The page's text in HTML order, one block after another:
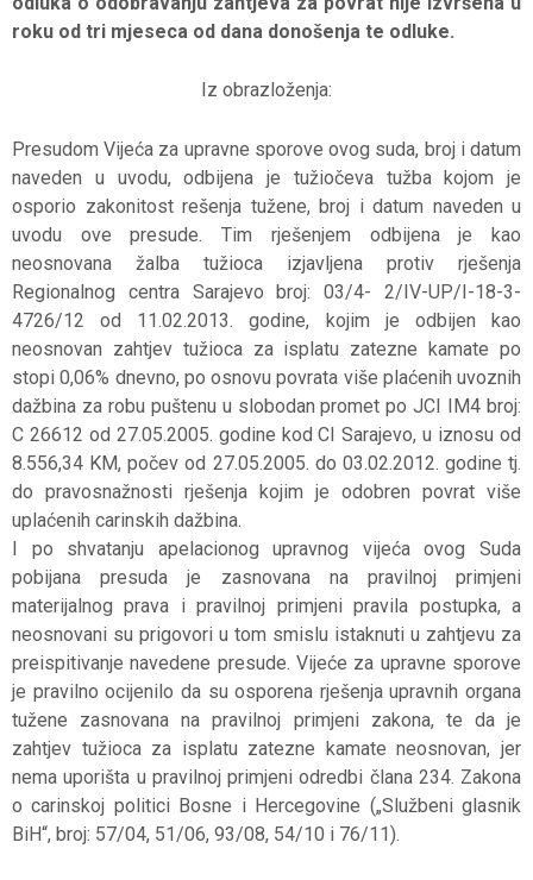
roku od tri mjeseca od dana donošenja te odluke.
Iz obrazloženja:
Presudom Vijeća za upravne sporove ovog suda, broj i datum
naveden u uvodu, odbijena je tužiočeva tužba kojom je
osporio zakonitost rešenja tužene, broj i datum naveden u
uvodu ove presude. Tim rješenjem odbijena je kao
neosnovana žalba tužioca izjavljena protiv rješenja
Regionalnog centra Sarajevo broj: 03/4- 2/IV-UP/I-18-3-
4726/12 od 11.02.2013. godine, kojim je odbijen kao
neosnovan zahtjev tužioca za isplatu zatezne kamate po
stopi 0,06% dnevno, po osnovu povrata više plaćenih uvoznih
dažbina za robu puštenu u slobodan promet po JCI IM4 broj:
C 26612 od 27.05.2005. godine kod CI Sarajevo, u iznosu od
8.556,34 KM, počev od 27.05.2005. do 03.02.2012. godine tj.
do pravosnažnosti rješenja kojim je odobren povrat više
uplaćenih carinskih dažbina.
I po shvatanju apelacionog upravnog vijeća ovog Suda
pobijana presuda je zasnovana na pravilnoj primjeni
materijalnog prava i pravilnoj primjeni pravila postupka, a
neosnovani su prigovori u tom smislu istaknuti u zahtjevu za
preispitivanje navedene presude. Vijeće za upravne sporove
je pravilno ocijenilo da su osporena rješenja upravnih organa
tužene zasnovana na pravilnoj primjeni zakona, te da je
zahtjev tužioca za isplatu zatezne kamate neosnovan, jer
nema uporišta u pravilnoj primjeni odredbi člana 234. Zakona
o carinskoj politici Bosne i Hercegovine („Službeni glasnik
BiH“, broj: 57/04, 51/06, 93/08, 54/10 i 76/11).